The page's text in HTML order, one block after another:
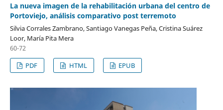
La nueva imagen de la rehabilitación urbana del centro de
Portoviejo, análisis comparativo post terremoto
Silvia Corrales Zambrano, Santiago Vanegas Peña, Cristina Suárez
Loor, María Pita Mera
60-72
PDF
HTML EPUB